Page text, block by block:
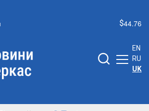
44.76
EN
RU
UK